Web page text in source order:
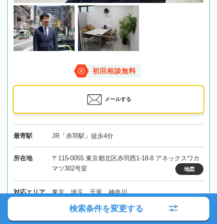
初回相談無料
メールする
最寄駅 JR「赤羽駅」徒歩4分
所在地
〒115-0055 東京都北区赤羽西1-18-8 アネックスワカ
マツ302号室
地図
対応エリア 東京、埼玉、千葉、神奈川
東京都 北区 赤羽駅
検索条件を変更する